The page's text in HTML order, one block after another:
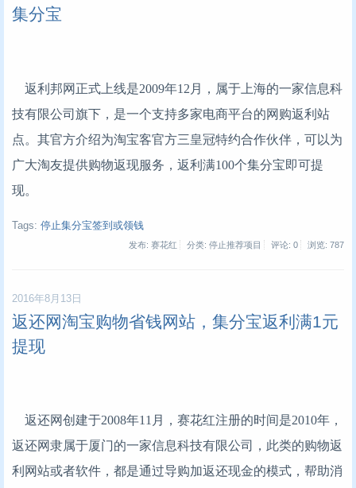
集分宝
返利邦网正式上线是2009年12月，属于上海的一家信息科
技有限公司旗下，是一个支持多家电商平台的网购返利站
点。其官方介绍为淘宝客官方三皇冠特约合作伙伴，可以为
广大淘友提供购物返现服务，返利满100个集分宝即可提
现。
Tags: 停止集分宝签到或领钱
发布: 赛花红 分类: 停止推荐项目 评论: 0 浏览: 787
2016年8月13日
返还网淘宝购物省钱网站，集分宝返利满1元
提现
返还网创建于2008年11月，赛花红注册的时间是2010年，
返还网隶属于厦门的一家信息科技有限公司，此类的购物返
利网站或者软件，都是通过导购加返还现金的模式，帮助消